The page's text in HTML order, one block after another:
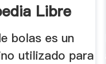
Libre
bolas es un
utilizado para